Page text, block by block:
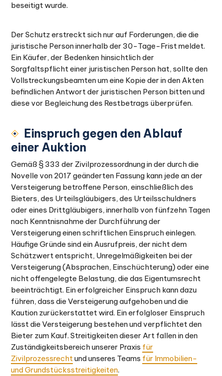
beseitigt wurde.
Der Schutz erstreckt sich nur auf Forderungen, die die
juristische Person innerhalb der 30-Tage-Frist meldet.
Ein Käufer, der Bedenken hinsichtlich der
Sorgfaltspflicht einer juristischen Person hat, sollte den
Vollstreckungsbeamten um eine Kopie der in den Akten
befindlichen Antwort der juristischen Person bitten und
diese vor Begleichung des Restbetrags überprüfen.
Einspruch gegen den Ablauf
einer Auktion
Gemäß § 333 der Zivilprozessordnung in der durch die
Novelle von 2017 geänderten Fassung kann jede an der
Versteigerung betroffene Person, einschließlich des
Bieters, des Urteilsgläubigers, des Urteilsschuldners
oder eines Drittgläubigers, innerhalb von fünfzehn Tagen
nach Kenntnisnahme der Durchführung der
Versteigerung einen schriftlichen Einspruch einlegen.
Häufige Gründe sind ein Ausrufpreis, der nicht dem
Schätzwert entspricht, Unregelmäßigkeiten bei der
Versteigerung (Absprachen, Einschüchterung) oder eine
nicht offengelegte Belastung, die das Eigentumsrecht
beeinträchtigt. Ein erfolgreicher Einspruch kann dazu
führen, dass die Versteigerung aufgehoben und die
Kaution zurückerstattet wird. Ein erfolgloser Einspruch
lässt die Versteigerung bestehen und verpflichtet den
Bieter zum Kauf. Streitigkeiten dieser Art fallen in den
Zuständigkeitsbereich unserer Praxis für
Zivilprozessrechtund unseres Teams für Immobilien-
und Grundstücksstreitigkeiten.